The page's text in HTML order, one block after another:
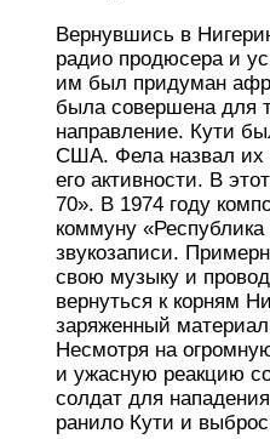
Вернувшись в
радио продюсера и
им был придуман
была совершена для
направление. Кути
США. Фела назвал их
его активности. В
70». В 1974 году
коммуну
звукозаписи.
свою музыку и
вернуться к корням
заряженный
Несмотря на
и ужасную реакцию
солдат для
ранило Кути и